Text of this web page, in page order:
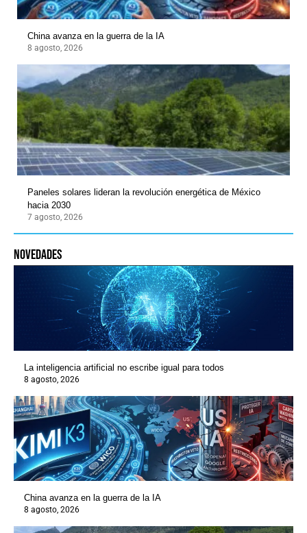
China avanza en la guerra de la IA
8 agosto, 2026
Paneles solares lideran la revolución energética de México
hacia 2030
7 agosto, 2026
novedades
La inteligencia artificial no escribe igual para todos
8 agosto, 2026
China avanza en la guerra de la IA
8 agosto, 2026